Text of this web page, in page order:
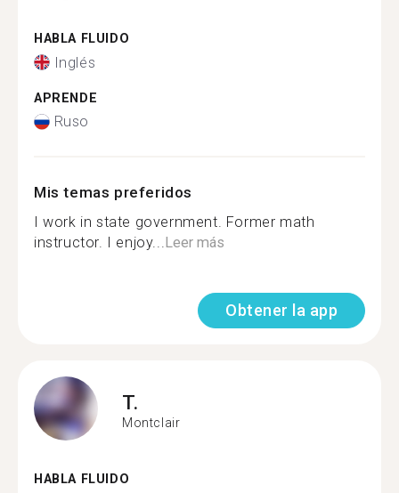
HABLA FLUIDO
Inglés
APRENDE
Ruso
Mis temas preferidos
I work in state government. Former math
instructor. I enjoy...Leer más
Obtener la app
T.
Montclair
HABLA FLUIDO